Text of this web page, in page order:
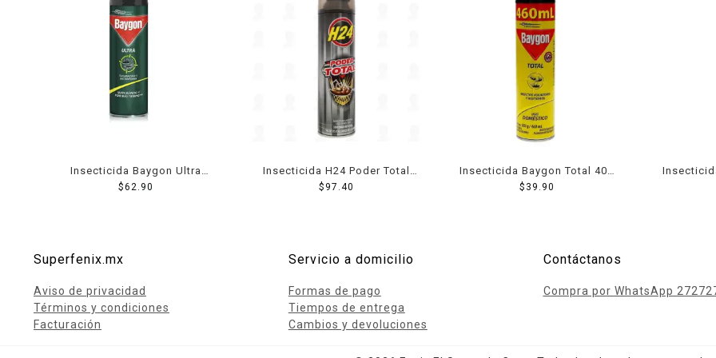
Insecticida Baygon Ultra
Verde 400 Ml
$62.90
Insecticida H24 Poder Total
489 Ml
$ 97.40
Insecticida Baygon Total 400
Ml
$ 39.90
Superfenix.mx
Aviso de privacidad
Términos y condiciones
Facturación
Servicio a domicilio
Formas de pago
Tiempos de entrega
Cambios y devoluciones
Contáctanos
Compra por WhatsApp